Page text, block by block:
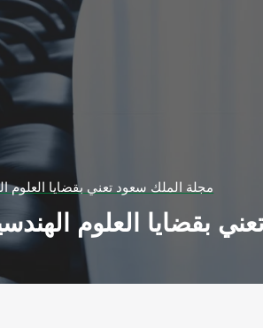
مجلة الملك سعود تعني بقضايا العلوم الهندسية مج 1، 2
العلوم الهندسية مج 1، 2 ل1989 -